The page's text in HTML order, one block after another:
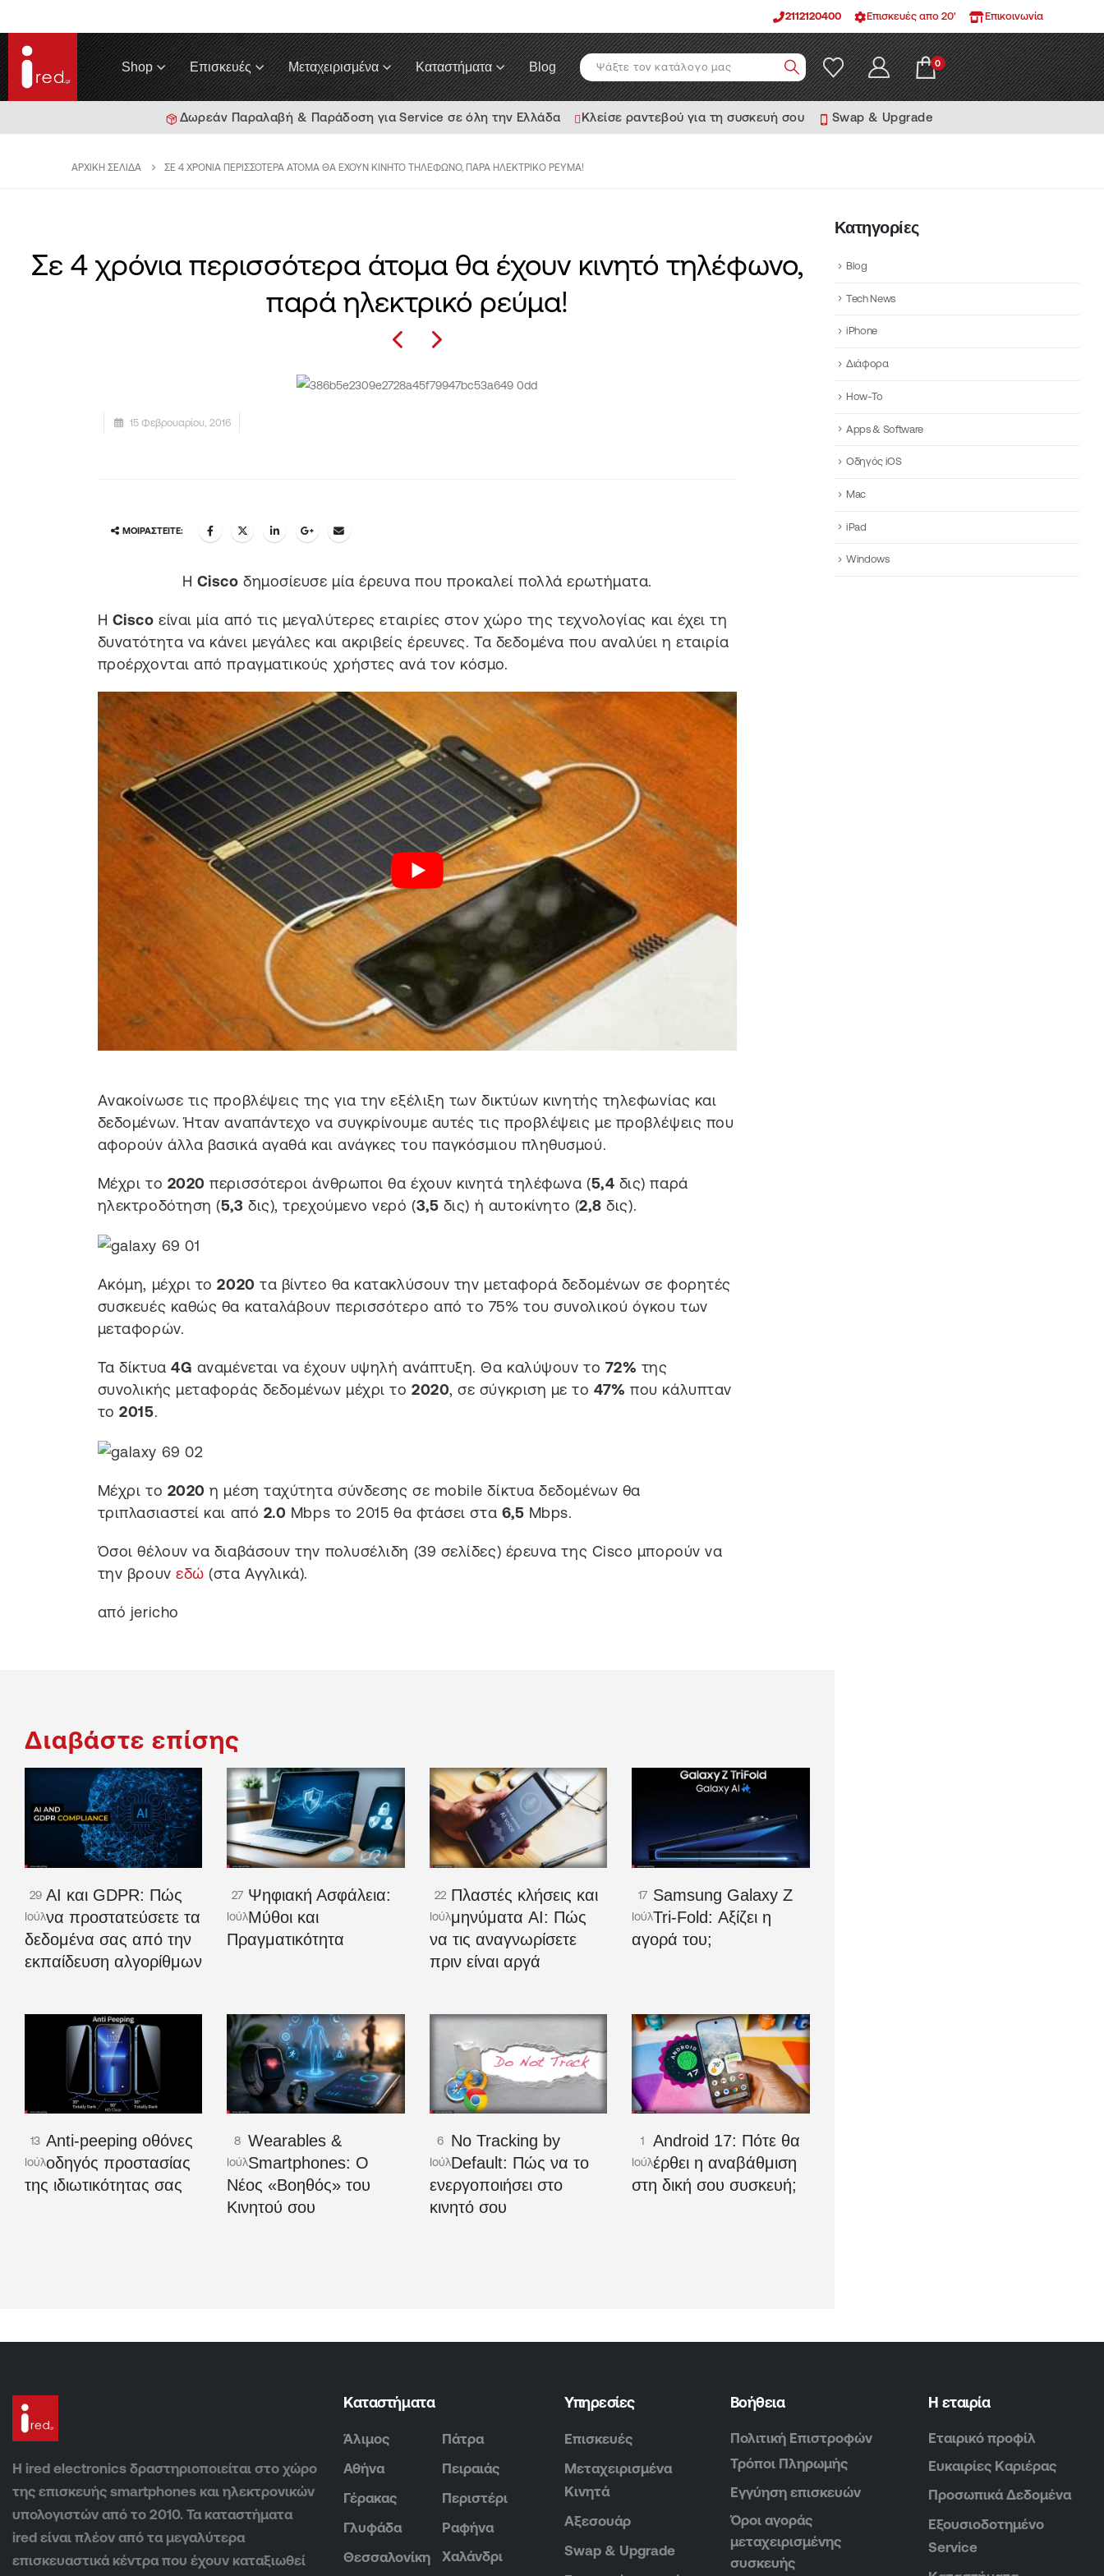
2112120400 Επισκευές απο 20' Επικοινωνία
Shop Επισκευές Μεταχειρισμένα Καταστήματα Blog 0
Δωρεάν Παραλαβή & Παράδοση για Service σε όλη την Ελλάδα Κλείσε ραντεβού για τη συσκευή σου Swap & Upgrade
ΑΡΧΙΚΉ ΣΕΛΊΔΑ ΣΕ 4 ΧΡΌΝΙΑ ΠΕΡΙΣΣΌΤΕΡΑ ΆΤΟΜΑ ΘΑ ΈΧΟΥΝ ΚΙΝΗΤΌ ΤΗΛΈΦΩΝΟ, ΠΑΡΆ ΗΛΕΚΤΡΙΚΌ ΡΕΎΜΑ!
Σε 4 χρόνια περισσότερα άτομα θα έχουν κινητό τηλέφωνο,
παρά ηλεκτρικό ρεύμα!
15 Φεβρουαρίου, 2016
ΜΟΙΡΑΣΤΕΊΤΕ:
Η Cisco δημοσίευσε μία έρευνα που προκαλεί πολλά ερωτήματα.
Η Cisco είναι μία από τις μεγαλύτερες εταιρίες στον χώρο της τεχνολογίας και έχει τη
δυνατότητα να κάνει μεγάλες και ακριβείς έρευνες. Τα δεδομένα που αναλύει η εταιρία
προέρχονται από πραγματικούς χρήστες ανά τον κόσμο.
Aνακοίνωσε τις προβλέψεις της για την εξέλιξη των δικτύων κινητής τηλεφωνίας και
δεδομένων. Ήταν αναπάντεχο να συγκρίνουμε αυτές τις προβλέψεις με προβλέψεις που
αφορούν άλλα βασικά αγαθά και ανάγκες του παγκόσμιου πληθυσμού.
Μέχρι το 2020 περισσότεροι άνθρωποι θα έχουν κινητά τηλέφωνα (5,4 δις) παρά
ηλεκτροδότηση (5,3 δις), τρεχούμενο νερό (3,5 δις) ή αυτοκίνητο (2,8 δις).
Ακόμη, μέχρι το2020 τα βίντεο θα κατακλύσουν την μεταφορά δεδομένων σε φορητές
συσκευές καθώς θα καταλάβουν περισσότερο από το 75% του συνολικού όγκου των
μεταφορών.
Τα δίκτυα4G αναμένεται να έχουν υψηλή ανάπτυξη. Θα καλύψουν το 72% της
συνολικής μεταφοράς δεδομένων μέχρι το 2020, σε σύγκριση με το47% που κάλυπταν
το2015.
Μέχρι το 2020 η μέση ταχύτητα σύνδεσης σε mobile δίκτυα δεδομένων θα
τριπλασιαστεί και από 2.0 Mbps το 2015 θα φτάσει στα 6,5 Mbps.
Όσοι θέλουν να διαβάσουν την πολυσέλιδη (39 σελίδες) έρευνα της Cisco μπορούν να
την βρουνεδώ (στα Αγγλικά).
από jericho
Διαβάστε επίσης
29
Ιούλ
AI και GDPR: Πώς
να προστατεύσετε τα
δεδομένα σας από την
εκπαίδευση αλγορίθμων
27
Ιούλ
Ψηφιακή Ασφάλεια:
Μύθοι και
Πραγματικότητα
22
Ιούλ
Πλαστές κλήσεις και
μηνύματα AI: Πώς
να τις αναγνωρίσετε
πριν είναι αργά
17
Ιούλ
Samsung Galaxy Z
Tri-Fold: Αξίζει η
αγορά του;
13
Ιούλ
Anti-peeping οθόνες
οδηγός προστασίας
της ιδιωτικότητας σας
8
Ιούλ
Wearables &
Smartphones: Ο
Νέος «Βοηθός» του
Κινητού σου
6
Ιούλ
No Tracking by
Default: Πώς να το
ενεργοποιήσει στο
κινητό σου
1
Ιούλ
Android 17: Πότε θα
έρθει η αναβάθμιση
στη δική σου συσκευή;
Κατηγορίες
Blog
Tech News
iPhone
Διάφορα
How-To
Apps & Software
Οδηγός iOS
Mac
iPad
Windows
Η ired electronics δραστηριοποιείται στο χώρο
της επισκευής smartphones και ηλεκτρονικών
υπολογιστών από το 2010. Τα καταστήματα
ired είναι πλέον από τα μεγαλύτερα
επισκευαστικά κέντρα που έχουν καταξιωθεί
Καταστήματα
Άλιμος
Αθήνα
Γέρακας
Γλυφάδα
Θεσσαλονίκη
Πάτρα
Πειραιάς
Περιστέρι
Ραφήνα
Χαλάνδρι
Υπηρεσίες
Επισκευές
Μεταχειρισμένα
Κινητά
Αξεσουάρ
Swap & Upgrade
Βοήθεια
Πολιτική Επιστροφών
Τρόποι Πληρωμής
Εγγύηση επισκευών
Όροι αγοράς
μεταχειρισμένης
συσκευής
Η εταιρία
Εταιρικό προφίλ
Ευκαιρίες Καριέρας
Προσωπικά Δεδομένα
Εξουσιοδοτημένο
Service